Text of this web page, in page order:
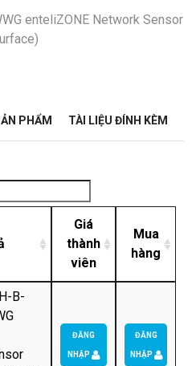
enteliZONE Network Sensor
PHẨM TÀI LIỆU ĐÍNH KÈM
Giá
thành
viên
Mua
hàng
B-
ĐĂNG
NHẬP
ĐĂNG
NHẬP